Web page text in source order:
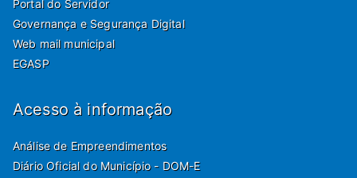
Portal do Servidor
Governança e Segurança Digital
Web mail municipal
EGASP
Acesso à informação
Análise de Empreendimentos
Diário Oficial do Município - DOM-E